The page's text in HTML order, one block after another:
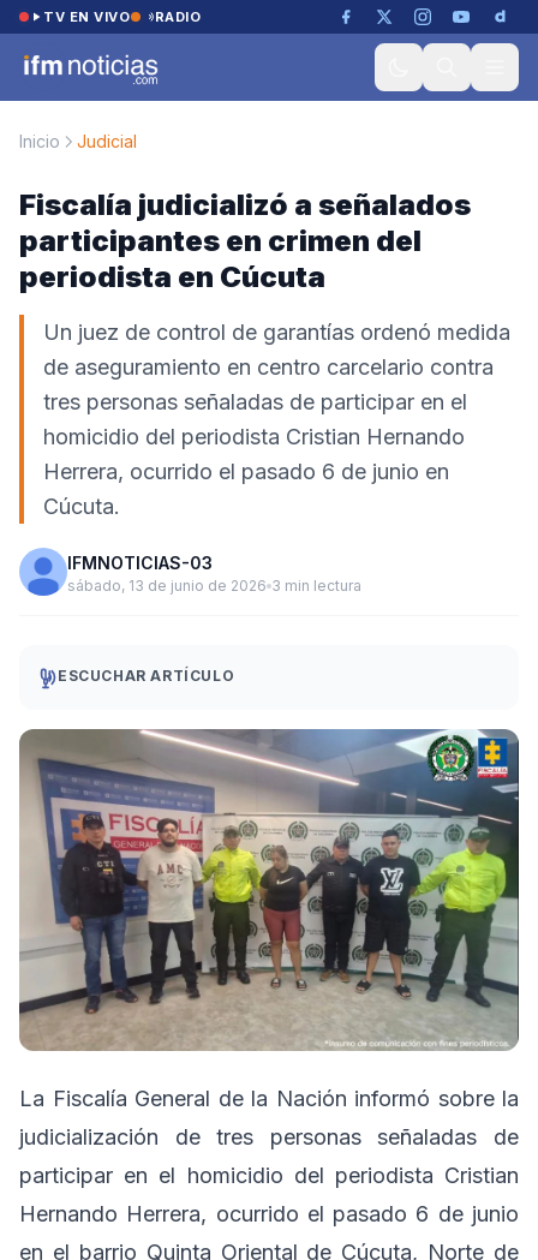
Saltar al contenido
TV EN VIVO RADIO
Inicio Judicial
Fiscalía judicializó a señalados
participantes en crimen del
periodista en Cúcuta
Un juez de control de garantías ordenó medida
de aseguramiento en centro carcelario contra
tres personas señaladas de participar en el
homicidio del periodista Cristian Hernando
Herrera, ocurrido el pasado 6 de junio en
Cúcuta.
IFMNOTICIAS-03
sábado, 13 de junio de 2026 3 min lectura
ESCUCHAR ARTÍCULO
La Fiscalía General de la Nación informó sobre la
judicialización de tres personas señaladas de
participar en el homicidio del periodista Cristian
Hernando Herrera, ocurrido el pasado 6 de junio
en el barrio Quinta Oriental de Cúcuta, Norte de